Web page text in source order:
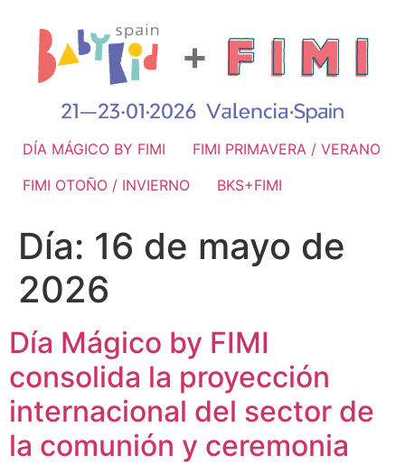
DÍA MÁGICO BY FIMI
FIMI PRIMAVERA / VERANO
FIMI OTOÑO / INVIERNO
BKS+FIMI
Día: 16 de mayo de
2026
Día Mágico by FIMI
consolida la proyección
internacional del sector de
la comunión y ceremonia